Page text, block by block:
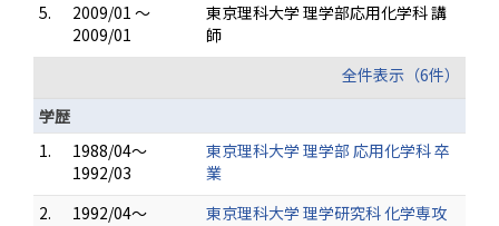
5.
2009/01 ～
2009/01
東京理科大学 理学部応用化学科 講
師
全件表示（6件）
学歴
1.
1988/04～
1992/03
東京理科大学 理学部 応用化学科 卒
業
2.
1992/04～
東京理科大学 理学研究科 化学専攻